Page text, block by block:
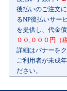
後払いのご注文
るNP後払いサー
を提供し、代金
００,０００円（
詳細はバナーを
ご利用者が未成
ださい。